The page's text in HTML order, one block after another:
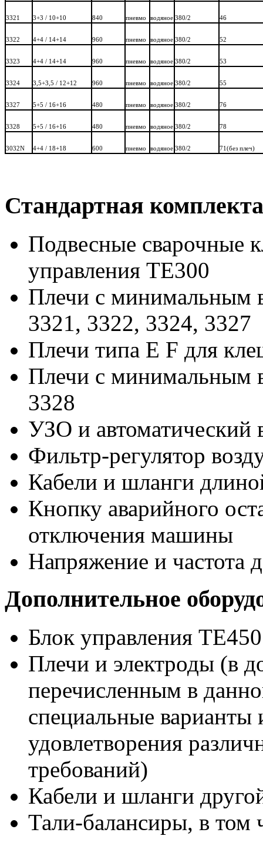
3321 3+3 / 10+10 840 пневмо водяное 380/2 46
3322 4+4 / 14+14 960 пневмо водяное 380/2 52
3323 4+4 / 14+14 960 пневмо водяное 380/2 53
3324 3,5+3,5 / 12+12 960 пневмо водяное 380/2 55
3327 5+5 / 16+16 480 пневмо водяное 380/2 76
3328 5+5 / 16+16 480 пневмо водяное 380/2 78
3032N 4+4 / 18+18 600 пневмо водяное 380/2 71(без плеч)
Стандартная
Подвесные сварочные
управления ТЕ300
Плечи с минимальным
3321, 3322, 3324, 3327
Плечи типа E F для
Плечи с минимальным
3328
УЗО и автоматический
Фильтр-регулятор
Кабели и шланги
Кнопку аварийного
отключения машины
Напряжение и частота
Дополнительное
Блок управления
Плечи и электроды (в
перечисленным в
специальные варианты
удовлетворения
требований)
Кабели и шланги
Тали-балансиры, в том